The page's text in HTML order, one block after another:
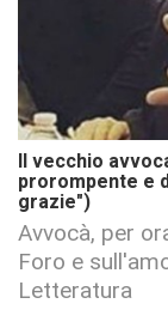
Il vecchio
prorompente e
grazie")
Avvocà, per
Foro e
Letteratura